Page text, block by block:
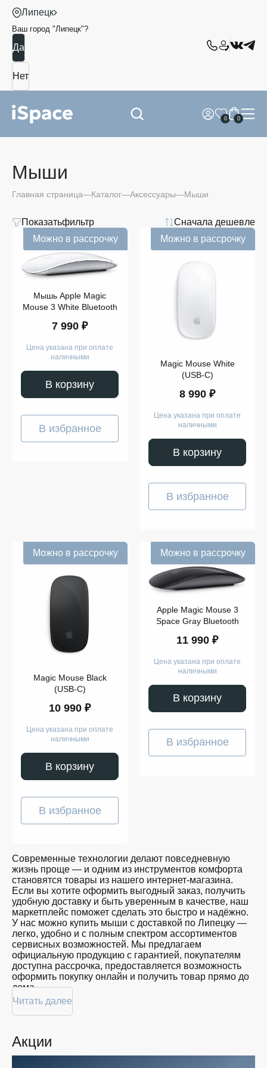
Липецк
Ваш город "Липецк"?
0 0
Мыши
Главная страница Каталог Аксессуары Мыши
Показатьфильтр
Сначала дешевле
Цена
Показать
ещё
Можно в рассрочку
Мышь Apple Magic
Mouse 3 White Bluetooth
7 990 ₽
Цена указана при оплате
наличными
В корзину
В избранное
Можно в рассрочку
Magic Mouse White
(USB-C)
8 990 ₽
Цена указана при оплате
наличными
В корзину
В избранное
Можно в рассрочку
Magic Mouse Black
(USB-C)
10 990 ₽
Цена указана при оплате
наличными
В корзину
В избранное
Можно в рассрочку
Apple Magic Mouse 3
Space Gray Bluetooth
11 990 ₽
Цена указана при оплате
наличными
В корзину
В избранное
Современные технологии делают повседневную
жизнь проще — и одним из инструментов комфорта
становятся товары из нашего интернет-магазина.
Если вы хотите оформить выгодный заказ, получить
удобную доставку и быть уверенным в качестве, наш
маркетплейс поможет сделать это быстро и надёжно.
У нас можно купить мыши с доставкой по Липецку —
легко, удобно и с полным спектром ассортиментов
сервисных возможностей. Мы предлагаем
официальную продукцию с гарантией, покупателям
доступна рассрочка, предоставляется возможность
оформить покупку онлайн и получить товар прямо до
дома.
Покупателям доступна покупка мышей по
привлекательной цене: мы регулярно обновляем
предоставляем большой выбор продукции. В нашем
магазине в Липецке вы всегда найдёте нужный
Читать далее
Акции